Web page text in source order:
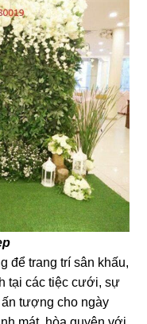
để trang trí sân khấu,
tại các tiệc cưới, sự
tượng cho ngày